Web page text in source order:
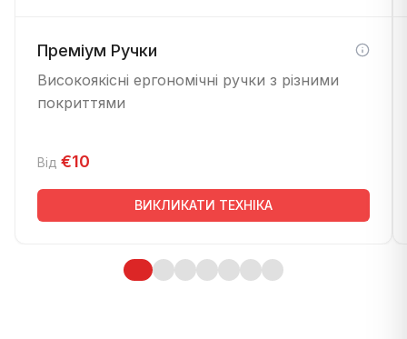
Преміум Ручки
Високоякісні ергономічні ручки з різними
покриттями
Від €10
ВИКЛИКАТИ ТЕХНІКА